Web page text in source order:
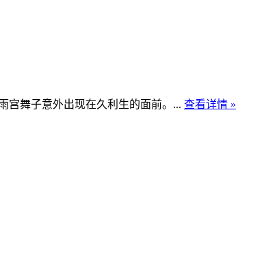
宫舞子意外出现在久利生的面前。... 查看详情 »